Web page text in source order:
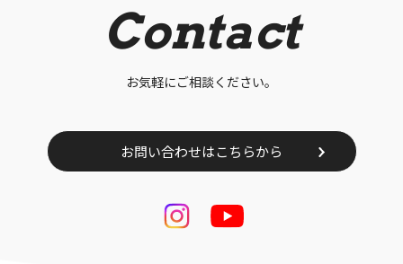
Contact
お気軽にご相談ください。
お問い合わせはこちらから